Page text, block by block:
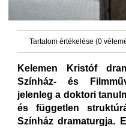
Tartalom értékelése (0
Kelemen Kristóf
Színház- és
jelenleg a doktori
és független
Színház dramaturgja.